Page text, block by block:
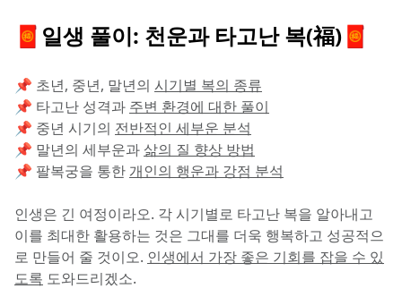
🧧일생 풀이: 천운과 타고난 복(福)🧧
📌 초년, 중년, 말년의 시기별 복의 종류
📌 타고난 성격과 주변 환경에 대한 풀이
📌 중년 시기의 전반적인 세부운 분석
📌 말년의 세부운과 삶의 질 향상 방법
📌 팔복궁을 통한 개인의 행운과 강점 분석
인생은 긴 여정이라오. 각 시기별로 타고난 복을 알아내고
이를 최대한 활용하는 것은 그대를 더욱 행복하고 성공적으
로 만들어 줄 것이오. 인생에서 가장 좋은 기회를 잡을 수 있
도록 도와드리겠소.